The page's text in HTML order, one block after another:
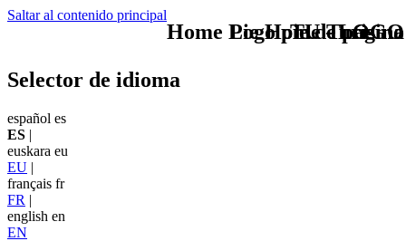
Saltar al contenido principal
TU - LOGO
Selector de idioma
español es
ES |
euskara eu
EU |
français fr
FR |
english en
EN
Home Logo pie de página
Pie Home Turismo